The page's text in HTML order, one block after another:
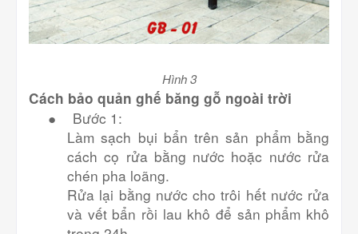
Hình 3
Cách bảo quản ghế băng gỗ ngoài trời
●
Bước 1:
Làm sạch bụi bẩn trên sản phẩm bằng
cách cọ rửa bằng nước hoặc nước rửa
chén pha loãng.
Rửa lại bằng nước cho trôi hết nước rửa
và vết bẩn rồi lau khô để sản phẩm khô